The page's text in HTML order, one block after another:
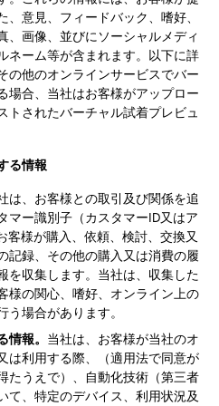
意見、フィードバック、嗜好、
、画像、並びにソーシャルメディ
ネーム等が含まれます。以下に詳
の他のオンラインサービスでバー
場合、当社はお客様がアップロー
トされたバーチャル試着プレビュ
る情報
は、お客様との取引及び関係を追
マー識別子（カスタマーID又はア
客様が購入、依頼、検討、交換又
記録、その他の購入又は消費の履
を収集します。当社は、収集した
様の関心、嗜好、オンライン上の
場合があります。
情報。 当社は、お客様が当社のオ
は利用する際、（適用法で同意が
たうえで）、自動化技術（第三者
て、特定のデバイス、利用状況及